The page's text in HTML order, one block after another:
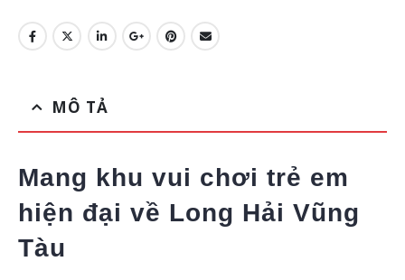
MÔ TẢ
Mang khu vui chơi trẻ em
hiện đại về Long Hải Vũng
Tàu